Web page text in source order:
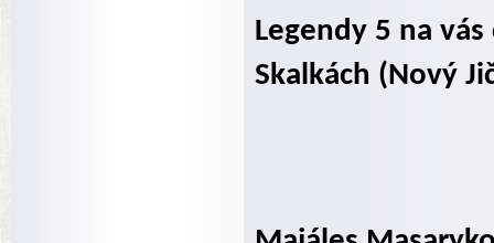
Legendy 5 na
Skalkách (Nový